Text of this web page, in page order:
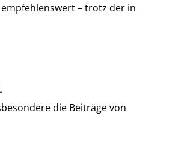
– trotz der in
die Beiträge von